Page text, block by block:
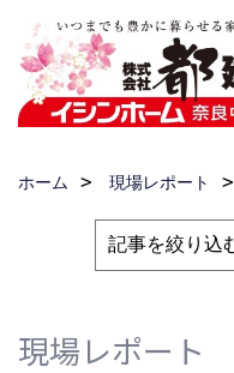
ホーム 現場レポート
現場レポート